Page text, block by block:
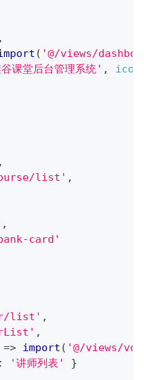
,
( '@/views/
课堂后台管理系统' , icon
,
list' ,
,
card'
list' ,
,
=> import ( '@/views/
: '讲师列表'
}